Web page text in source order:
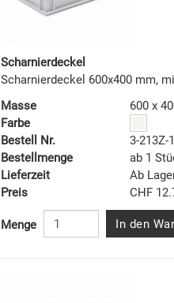
Scharnierdeckel
Scharnierdeckel 600x400 mm,
Masse
600 x
Farbe
Bestell Nr.
3-213Z-
Bestellmenge
ab 1
Lieferzeit
Ab
Preis
CHF
Menge In den